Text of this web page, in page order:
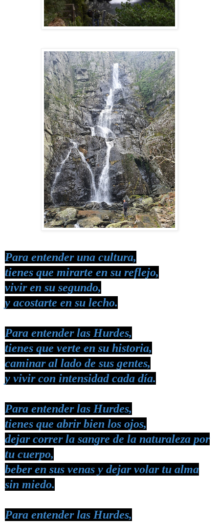
Para entender una cultura,
tienes que mirarte en su reflejo,
vivir en su segundo,
y acostarte en su lecho.
Para entender las Hurdes,
tienes que verte en su historia,
caminar al lado de sus gentes,
y vivir con intensidad cada día.
Para entender las Hurdes,
tienes que abrir bien los ojos,
dejar correr la sangre de la naturaleza por
tu cuerpo,
beber en sus venas y dejar volar tu alma
sin miedo.
Para entender las Hurdes,